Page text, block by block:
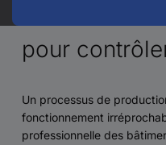
pour
Un processus de
fonctionnement
professionnelle des